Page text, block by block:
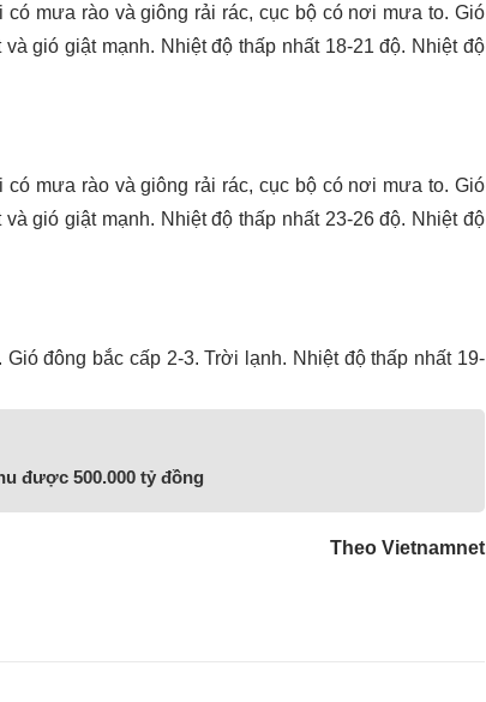
mưa rào và giông rải rác, cục bộ có nơi mưa to. Gió
gió giật mạnh. Nhiệt độ thấp nhất 18-21 độ. Nhiệt độ
mưa rào và giông rải rác, cục bộ có nơi mưa to. Gió
gió giật mạnh. Nhiệt độ thấp nhất 23-26 độ. Nhiệt độ
đông bắc cấp 2-3. Trời lạnh. Nhiệt độ thấp nhất 19-
được 500.000 tỷ đồng
Theo Vietnamnet